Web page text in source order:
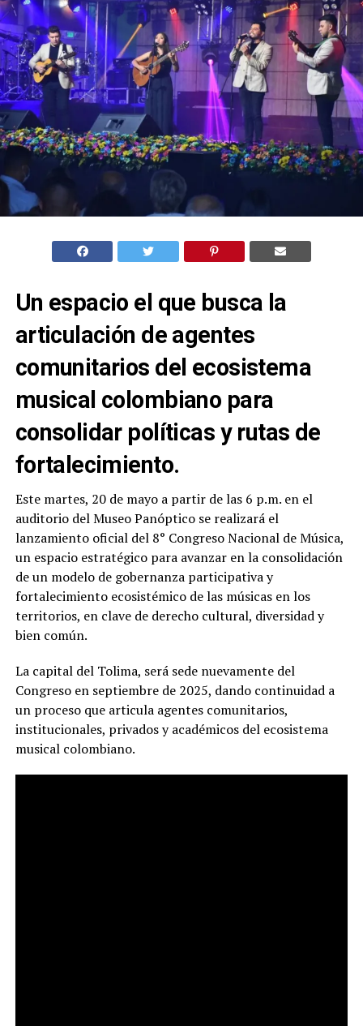
Un espacio el que busca la
articulación de agentes
comunitarios del ecosistema
musical colombiano para
consolidar políticas y rutas de
fortalecimiento.
Este martes, 20 de mayo a partir de las 6 p.m. en el
auditorio del Museo Panóptico se realizará el
lanzamiento oficial del 8° Congreso Nacional de Música,
un espacio estratégico para avanzar en la consolidación
de un modelo de gobernanza participativa y
fortalecimiento ecosistémico de las músicas en los
territorios, en clave de derecho cultural, diversidad y
bien común.
La capital del Tolima, será sede nuevamente del
Congreso en septiembre de 2025, dando continuidad a
un proceso que articula agentes comunitarios,
institucionales, privados y académicos del ecosistema
musical colombiano.